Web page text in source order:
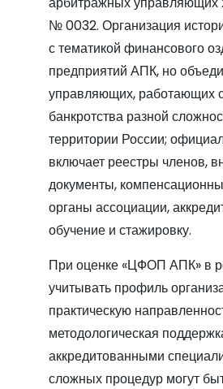
№ 0032. Организация
с тематикой финансового
предприятий АПК, но
управляющих, работающих
банкротства разной
территории России;
включает реестры членов,
документы,
органы ассоциации,
обучение и стажировку.
При оценке «ЦФОП АПК» в
учитывать профиль
практическую
методологическая
аккредитованными
сложных процедур могут